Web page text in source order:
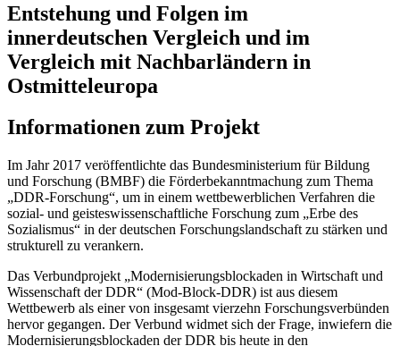
Entstehung und Folgen im
innerdeutschen Vergleich und im
Vergleich mit Nachbarländern in
Ostmitteleuropa
Informationen zum Projekt
Im Jahr 2017 veröffentlichte das Bundesministerium für Bildung
und Forschung (BMBF) die Förderbekanntmachung zum Thema
„DDR-Forschung“, um in einem wettbewerblichen Verfahren die
sozial- und geisteswissenschaftliche Forschung zum „Erbe des
Sozialismus“ in der deutschen Forschungslandschaft zu stärken und
strukturell zu verankern.
Das Verbundprojekt „Modernisierungsblockaden in Wirtschaft und
Wissenschaft der DDR“ (Mod-Block-DDR) ist aus diesem
Wettbewerb als einer von insgesamt vierzehn Forschungsverbünden
hervor gegangen. Der Verbund widmet sich der Frage, inwiefern die
Modernisierungsblockaden der DDR bis heute in den